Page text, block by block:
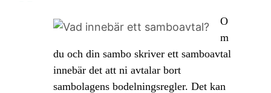
O
m
du och din sambo skriver ett samboavtal
innebär det att ni avtalar bort
sambolagens bodelningsregler. Det kan